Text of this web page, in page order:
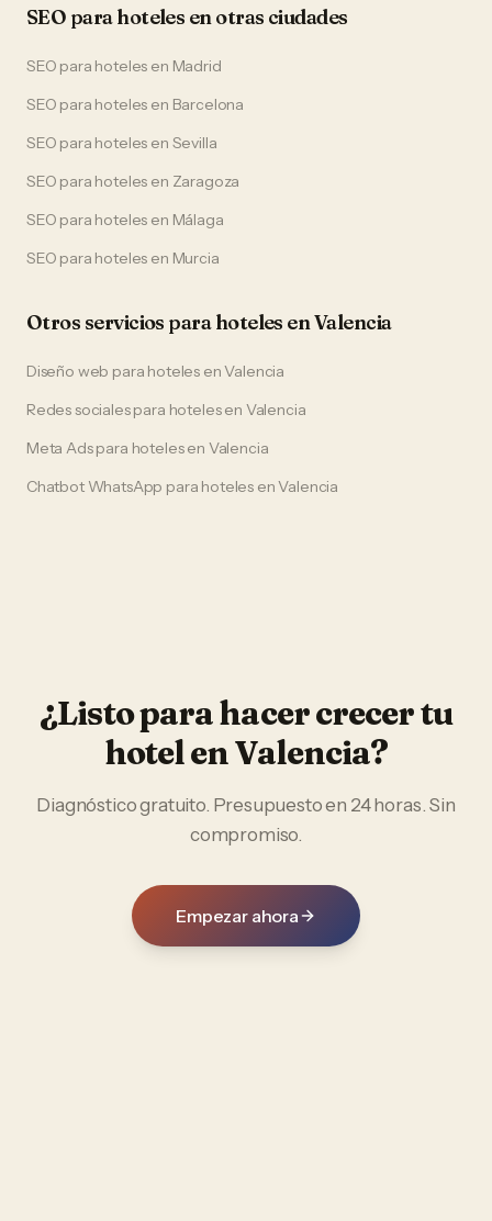
SEO parahoteles en otras ciudades
SEO para hoteles en Madrid
SEO para hoteles en Barcelona
SEO para hoteles en Sevilla
SEO para hoteles en Zaragoza
SEO para hoteles en Málaga
SEO para hoteles en Murcia
Otros servicios parahoteles enValencia
Diseño web para hoteles enValencia
Redes socialespara hotelesen Valencia
Meta Adspara hotelesen Valencia
Chatbot WhatsApp para hoteles enValencia
¿Listo para hacer crecer tu
hotelenValencia?
Diagnóstico gratuito. Presupuesto en 24 horas. Sin
compromiso.
Empezar ahora